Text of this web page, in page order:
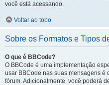
você está acessando.
Voltar ao topo
Sobre os Formatos e Tipos
O que é BBCode?
O BBCode é uma implementação
usar BBCode nas suas mensagens
fórum. Adicionalmente, você poderá